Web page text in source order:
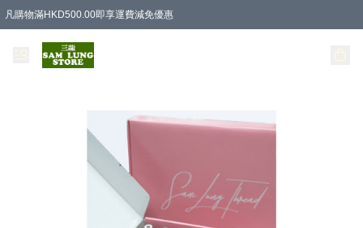
凡購物滿HKD500.00即享運費減免優惠